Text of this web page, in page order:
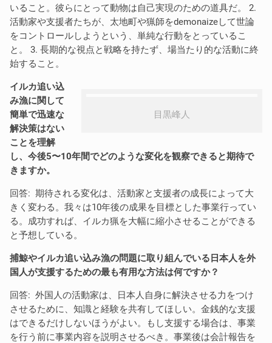
いること。彼らにとって動物は自己実現のための道具だ。 2.
活動家や支援者たちが、太地町や猟師をdemonaizeして世論
をコントロールしようという、単純な行動をとっているこ
と。 3. 長期的な視点と戦略を持たず、場当たり的な活動に終
始すること。
目黒峰人
イルカ追い込
み漁に関して
簡単で迅速な
解決策はない
ことを理解
し、今後5〜10年間でどのような変化を観察できると期待で
きますか。
回答: 期待される変化は、活動家と支援者の成長によって大
きく変わる。我々は10年後の成果を目標とした事業行ってい
る。成功すれば、イルカ猟を大幅に縮小させることができる
と予想している。
捕鯨やイルカ追い込み漁の問題に取り組んでいる日本人を外
国人が支援するための最も有用な方法は何ですか？
回答: 外国人の活動家は、日本人自身に解決させる力をつけ
させるために、知識と経験を共有してほしい。金銭的な支援
はできるだけしないほうがよい。もし支援する場合は、事業
を行う前に事業内容を説明させるべき。事業後は会計報告を